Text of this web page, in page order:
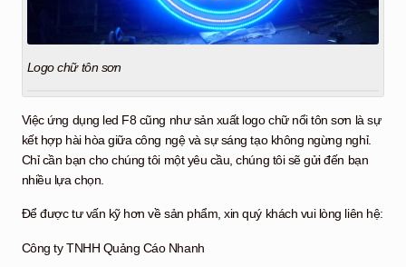
Logo chữ tôn sơn
Việc ứng dụng led F8 cũng như sản xuất logo chữ nổi tôn sơn là sự
kết hợp hài hòa giữa công ngệ và sự sáng tạo không ngừng nghỉ.
Chỉ cần bạn cho chúng tôi một yêu cầu, chúng tôi sẽ gửi đến bạn
nhiều lựa chọn.
Để được tư vấn kỹ hơn về sản phẩm, xin quý khách vui lòng liên hệ:
Công ty TNHH Quảng Cáo Nhanh